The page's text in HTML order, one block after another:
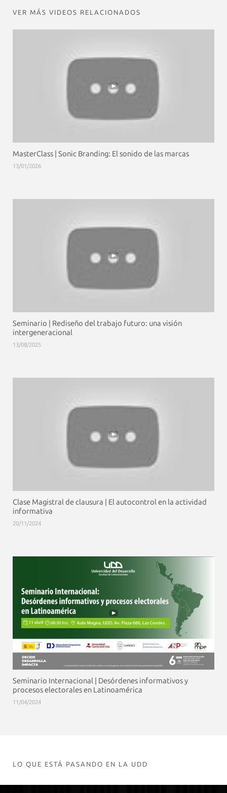
VER MÁS VIDEOS RELACIONADOS
MasterClass | Sonic Branding: El sonido de las marcas
13/01/2026
Seminario | Rediseño del trabajo futuro: una visión
intergeneracional
13/08/2025
Clase Magistral de clausura | El autocontrol en la actividad
informativa
20/11/2024
Seminario Internacional | Desórdenes informativos y
procesos electorales en Latinoamérica
11/04/2024
LO QUE ESTÁ PASANDO EN LA UDD